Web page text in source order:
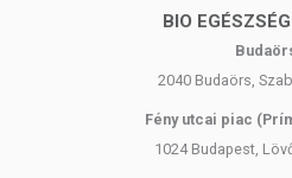
BIO
2040 Budaörs,
Fény utcai piac
1024 Budapest,